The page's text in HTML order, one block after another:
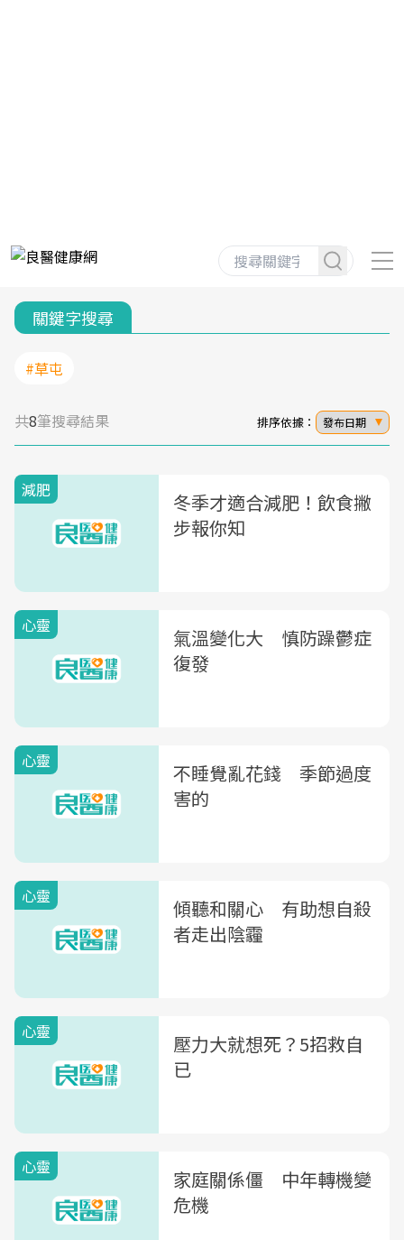
關鍵字搜尋
#草屯
共8筆搜尋結果 排序依據： 發布日期
減肥
冬季才適合減肥！飲食撇
步報你知
心靈
氣溫變化大 慎防躁鬱症
復發
心靈
不睡覺亂花錢 季節過度
害的
心靈
傾聽和關心 有助想自殺
者走出陰霾
心靈
壓力大就想死？5招救自
已
心靈
家庭關係僵 中年轉機變
危機